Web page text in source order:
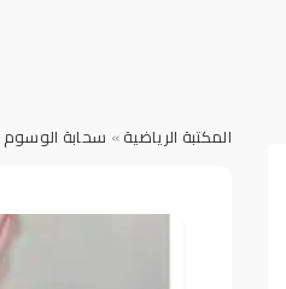
المكتبة الرياضية» سحابة الوسوم